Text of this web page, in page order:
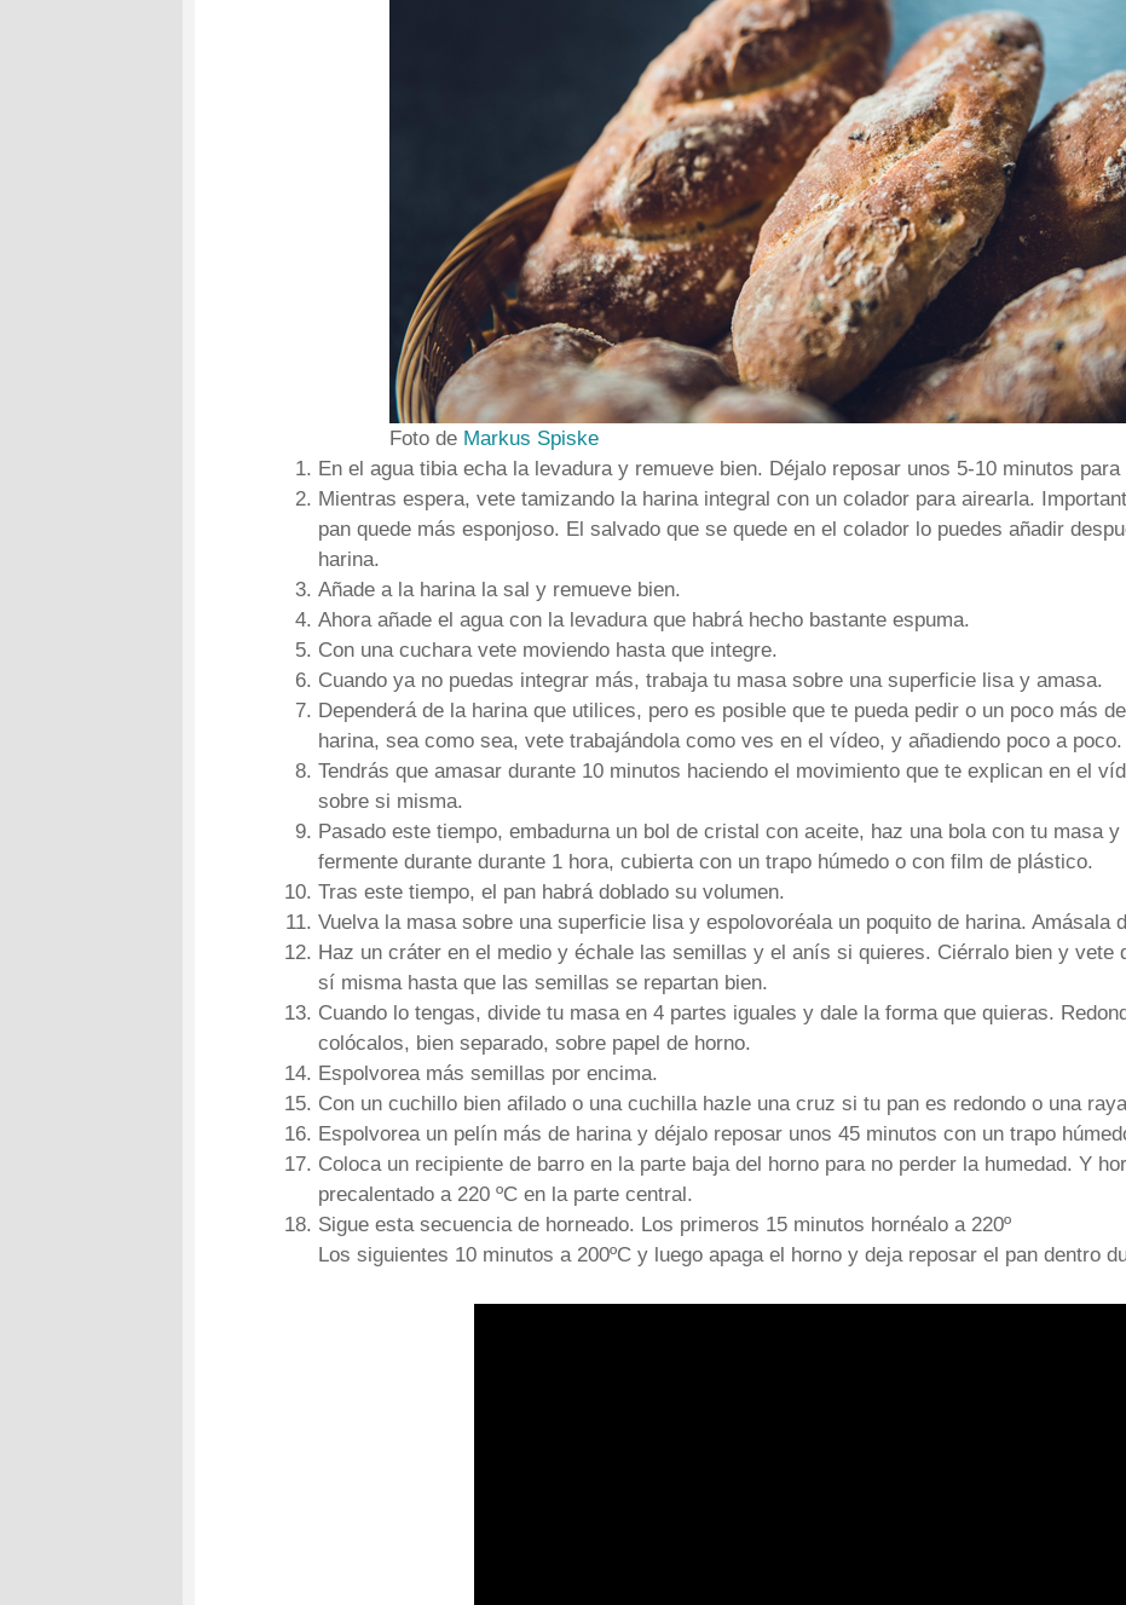
Foto de Markus Spiske
En el agua tibia echa la levadura y remueve bien. Déjalo reposar unos 5-10 minutos para
Mientras espera, vete tamizando la harina integral con un colador para airearla.
pan quede más esponjoso. El salvado que se quede en el colador lo puedes añadir
harina.
Añade a la harina la sal y remueve bien.
Ahora añade el agua con la levadura que habrá hecho bastante espuma.
Con una cuchara vete moviendo hasta que integre.
Cuando ya no puedas integrar más, trabaja tu masa sobre una superficie lisa y amasa.
Dependerá de la harina que utilices, pero es posible que te pueda pedir o un poco más
harina, sea como sea, vete trabajándola como ves en el vídeo, y añadiendo poco a poco.
Tendrás que amasar durante 10 minutos haciendo el movimiento que te explican en el
sobre si misma.
Pasado este tiempo, embadurna un bol de cristal con aceite, haz una bola con tu masa
fermente durante durante 1 hora, cubierta con un trapo húmedo o con film de plástico.
Tras este tiempo, el pan habrá doblado su volumen.
Vuelva la masa sobre una superficie lisa y espolovoréala un poquito de harina. Amásala
Haz un cráter en el medio y échale las semillas y el anís si quieres. Ciérralo bien y vete
sí misma hasta que las semillas se repartan bien.
Cuando lo tengas, divide tu masa en 4 partes iguales y dale la forma que quieras.
colócalos, bien separado, sobre papel de horno.
Espolvorea más semillas por encima.
Con un cuchillo bien afilado o una cuchilla hazle una cruz si tu pan es redondo o una
Espolvorea un pelín más de harina y déjalo reposar unos 45 minutos con un trapo
Coloca un recipiente de barro en la parte baja del horno para no perder la humedad. Y
precalentado a 220 ºC en la parte central.
Sigue esta secuencia de horneado. Los primeros 15 minutos hornéalo a 220º
Los siguientes 10 minutos a 200ºC y luego apaga el horno y deja reposar el pan dentro